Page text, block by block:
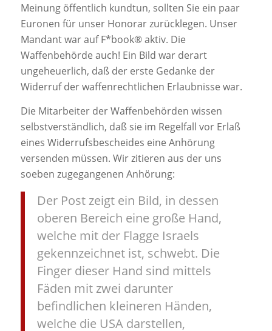
Meinung öffentlich kundtun, sollten Sie ein paar
Euronen für unser Honorar zurücklegen. Unser
Mandant war auf F*book® aktiv. Die
Waffenbehörde auch! Ein Bild war derart
ungeheuerlich, daß der erste Gedanke der
Widerruf der waffenrechtlichen Erlaubnisse war.
Die Mitarbeiter der Waffenbehörden wissen
selbstverständlich, daß sie im Regelfall vor Erlaß
eines Widerrufsbescheides eine Anhörung
versenden müssen. Wir zitieren aus der uns
soeben zugegangenen Anhörung:
Der Post zeigt ein Bild, in dessen
oberen Bereich eine große Hand,
welche mit der Flagge Israels
gekennzeichnet ist, schwebt. Die
Finger dieser Hand sind mittels
Fäden mit zwei darunter
befindlichen kleineren Händen,
welche die USA darstellen,